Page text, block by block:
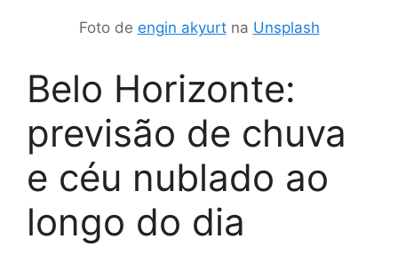
Foto de engin akyurtna Unsplash
Belo Horizonte:
previsão de chuva
e céu nublado ao
longo do dia